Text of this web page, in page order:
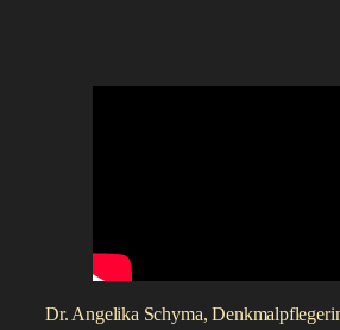
Dr. Angelika Schyma,